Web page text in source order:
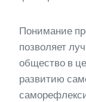
Понимание
позволяет
общество в
развитию